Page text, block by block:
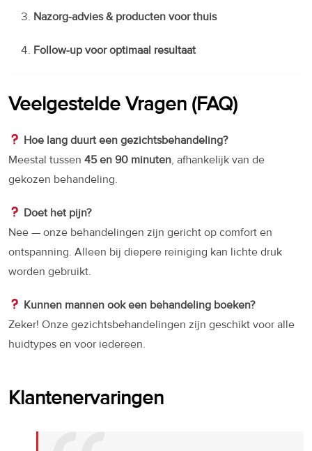
Nazorg-advies & producten voor thuis
Follow-up voor optimaal resultaat
Veelgestelde Vragen (FAQ)
Hoe lang duurt een gezichtsbehandeling?
Meestal tussen 45 en 90 minuten, afhankelijk van de
gekozen behandeling.
Doet het pijn?
Nee — onze behandelingen zijn gericht op comfort en
ontspanning. Alleen bij diepere reiniging kan lichte druk
worden gebruikt.
Kunnen mannen ook een behandeling boeken?
Zeker! Onze gezichtsbehandelingen zijn geschikt voor alle
huidtypes en voor iedereen.
Klantenervaringen